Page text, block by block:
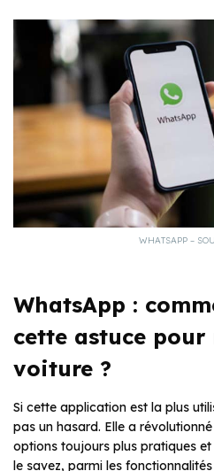
WHATSAPP –
WhatsApp :
cette astuce
voiture ?
Si cette application est la plus
pas un hasard. Elle a
options toujours plus pratiques
le savez, parmi les